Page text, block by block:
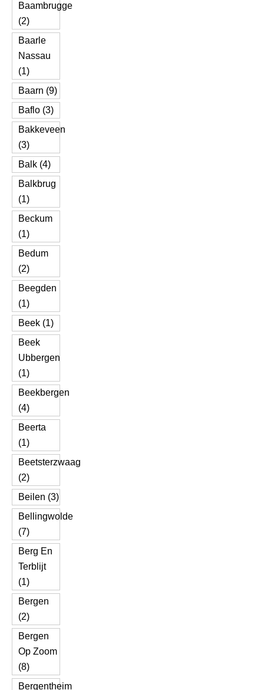
Baambrugge
(2)
Baarle
Nassau
(1)
Baarn (9)
Baflo (3)
Bakkeveen
(3)
Balk (4)
Balkbrug
(1)
Beckum
(1)
Bedum
(2)
Beegden
(1)
Beek (1)
Beek
Ubbergen
(1)
Beekbergen
(4)
Beerta
(1)
Beetsterzwaag
(2)
Beilen (3)
Bellingwolde
(7)
Berg En
Terblijt
(1)
Bergen
(2)
Bergen
Op Zoom
(8)
Bergentheim